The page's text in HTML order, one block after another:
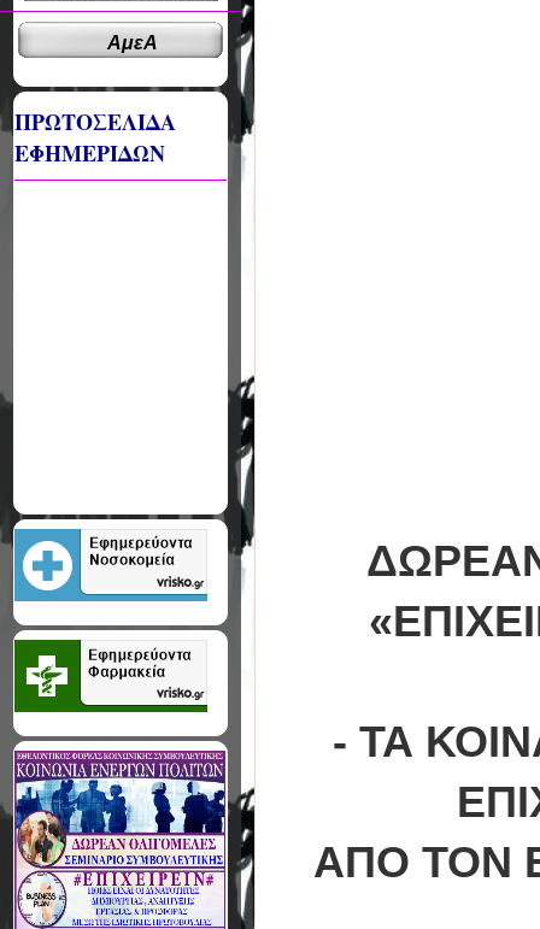
- ΤΑ
ΑΠΟ ΤΟΝ
ΑμεΑ
ΠΡΩΤΟΣΕΛΙΔΑ
ΕΦΗΜΕΡΙΔΩΝ